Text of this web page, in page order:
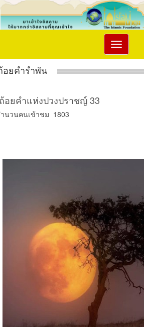
Toggle
navigation
อยคำรำพัน
อยคำแห่งปวงปราชญ์ 33
นวนคนเข้าชม 1803